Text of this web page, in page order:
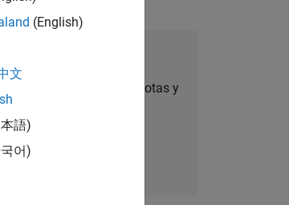
Talent Network
personalizadas, anécdotas y
la empresa.
hoy mismo
(English)
文
語)
어)